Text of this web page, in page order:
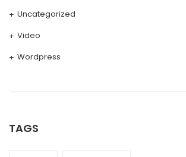
Uncategorized
Video
Wordpress
TAGS